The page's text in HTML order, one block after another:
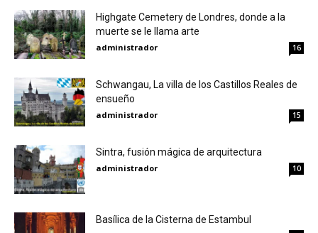
Highgate Cemetery de Londres, donde a la
muerte se le llama arte
administrador 16
Schwangau, La villa de los Castillos Reales de
ensueño
administrador 15
Sintra, fusión mágica de arquitectura
administrador 10
Basílica de la Cisterna de Estambul